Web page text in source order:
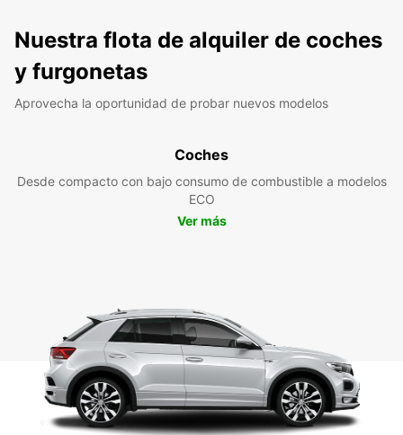
Nuestra flota de alquiler de coches
y furgonetas
Aprovecha la oportunidad de probar nuevos modelos
Coches
Desde compacto con bajo consumo de combustible a modelos
ECO
Ver más